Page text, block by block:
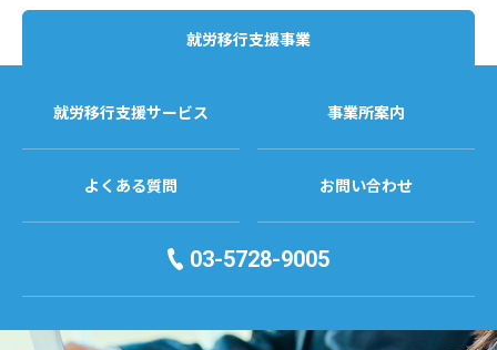
就労移行支援事業
就労移行支援サービス 事業所案内
よくある質問 お問い合わせ
03-5728-9005